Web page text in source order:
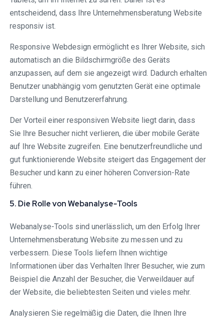
entscheidend, dass Ihre Unternehmensberatung Website
responsiv ist.
Responsive Webdesign ermöglicht es Ihrer Website, sich
automatisch an die Bildschirmgröße des Geräts
anzupassen, auf dem sie angezeigt wird. Dadurch erhalten
Benutzer unabhängig vom genutzten Gerät eine optimale
Darstellung und Benutzererfahrung.
Der Vorteil einer responsiven Website liegt darin, dass
Sie Ihre Besucher nicht verlieren, die über mobile Geräte
auf Ihre Website zugreifen. Eine benutzerfreundliche und
gut funktionierende Website steigert das Engagement der
Besucher und kann zu einer höheren Conversion-Rate
führen.
5. Die Rolle von Webanalyse-Tools
Webanalyse-Tools sind unerlässlich, um den Erfolg Ihrer
Unternehmensberatung Website zu messen und zu
verbessern. Diese Tools liefern Ihnen wichtige
Informationen über das Verhalten Ihrer Besucher, wie zum
Beispiel die Anzahl der Besucher, die Verweildauer auf
der Website, die beliebtesten Seiten und vieles mehr.
Analysieren Sie regelmäßig die Daten, die Ihnen Ihre